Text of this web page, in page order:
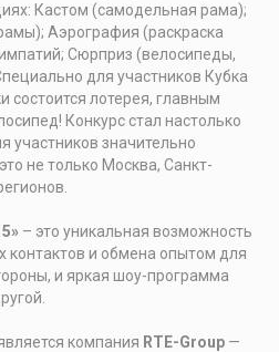
Кастом (самодельная рама);
Аэрография (раскраска
Сюрприз (велосипеды,
для участников Кубка
состоится лотерея, главным
Конкурс стал настолько
участников значительно
не только Москва, Санкт-
– это уникальная возможность
контактов и обмена опытом для
и яркая шоу-программа
компания RTE-Group —